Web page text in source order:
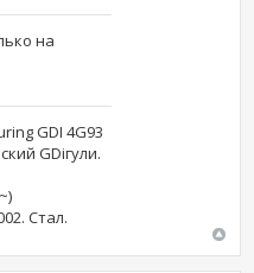
на
GDI 4G93
GDiгули.
Стал.